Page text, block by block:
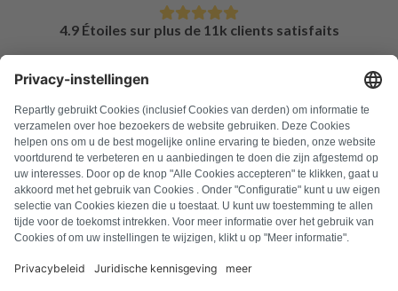
4.9 Étoiles sur plus de 11k clients satisfaits
FAQ
Tous les codes d'erreur
À propos de nous
Presse
Mentions légales
Conditions générales